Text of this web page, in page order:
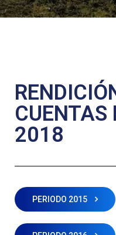
CUENTAS
2018
PERIODO 2015